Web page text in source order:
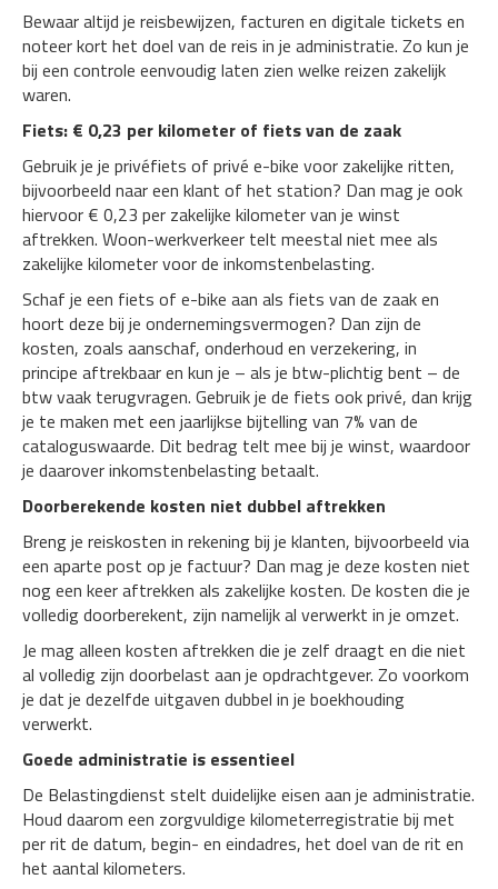
Bewaar altijd je reisbewijzen, facturen en digitale tickets en
noteer kort het doel van de reis in je administratie. Zo kun je
bij een controle eenvoudig laten zien welke reizen zakelijk
waren.
Fiets: € 0,23 per kilometer of fiets van de zaak
Gebruik je je privéfiets of privé e-bike voor zakelijke ritten,
bijvoorbeeld naar een klant of het station? Dan mag je ook
hiervoor € 0,23 per zakelijke kilometer van je winst
aftrekken. Woon-werkverkeer telt meestal niet mee als
zakelijke kilometer voor de inkomstenbelasting.
Schaf je een fiets of e-bike aan als fiets van de zaak en
hoort deze bij je ondernemingsvermogen? Dan zijn de
kosten, zoals aanschaf, onderhoud en verzekering, in
principe aftrekbaar en kun je – als je btw-plichtig bent – de
btw vaak terugvragen. Gebruik je de fiets ook privé, dan krijg
je te maken met een jaarlijkse bijtelling van 7% van de
cataloguswaarde. Dit bedrag telt mee bij je winst, waardoor
je daarover inkomstenbelasting betaalt.
Doorberekende kosten niet dubbel aftrekken
Breng je reiskosten in rekening bij je klanten, bijvoorbeeld via
een aparte post op je factuur? Dan mag je deze kosten niet
nog een keer aftrekken als zakelijke kosten. De kosten die je
volledig doorberekent, zijn namelijk al verwerkt in je omzet.
Je mag alleen kosten aftrekken die je zelf draagt en die niet
al volledig zijn doorbelast aan je opdrachtgever. Zo voorkom
je dat je dezelfde uitgaven dubbel in je boekhouding
verwerkt.
Goede administratie is essentieel
De Belastingdienst stelt duidelijke eisen aan je administratie.
Houd daarom een zorgvuldige kilometerregistratie bij met
per rit de datum, begin- en eindadres, het doel van de rit en
het aantal kilometers.